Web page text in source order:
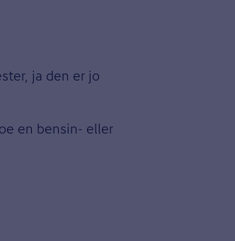
ja den er jo
en bensin- eller